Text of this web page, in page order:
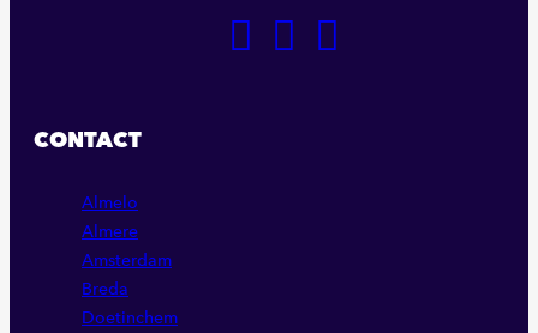
GA
GA
CONTACT
Almelo
Almere
Amsterdam
Breda
Doetinchem